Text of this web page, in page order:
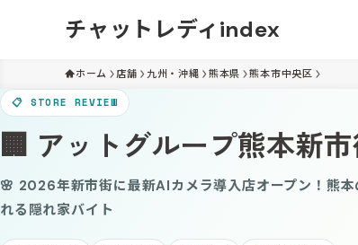
チャットレディindex
ホーム 店舗 九州・沖縄 熊本県 熊本市中央区
📋 STORE REVIEW
🏢 アットグループ熊本新
🌸 2026年新市街に最新AIカメラ導入店オープン！熊
れる隠れ家バイト